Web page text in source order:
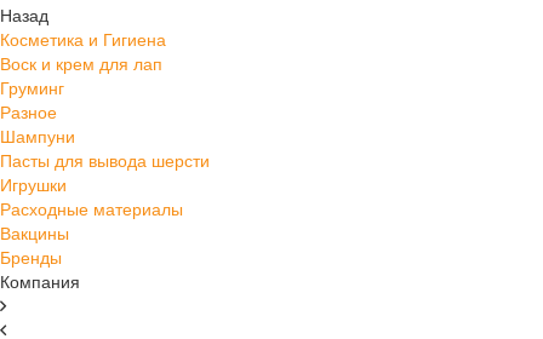
Назад
Косметика и Гигиена
Воск и крем для лап
Груминг
Разное
Шампуни
Пасты для вывода шерсти
Игрушки
Расходные материалы
Вакцины
Бренды
Компания